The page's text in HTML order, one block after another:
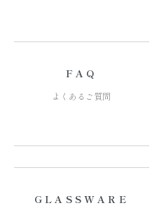
FAQ
よくあるご質問
GLASSWARE